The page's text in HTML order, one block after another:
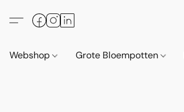
Webshop Grote Bloempotten